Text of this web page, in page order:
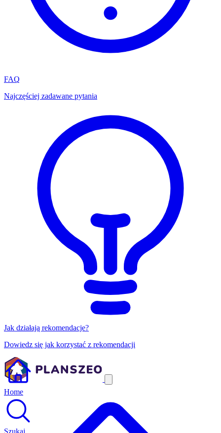
FAQ
Najczęściej zadawane pytania
Jak działają rekomendacje?
Dowiedz się jak korzystać z rekomendacji
Home
Szukaj